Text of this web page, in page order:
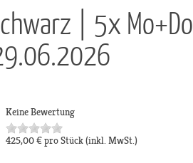
| 5x Mo+Do
Keine Bewertung
425,00 € pro Stück(inkl. MwSt.)